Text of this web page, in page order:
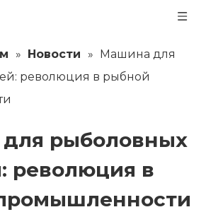
» Новости » Машина для
революция в рыбной
рыболовных
революция в